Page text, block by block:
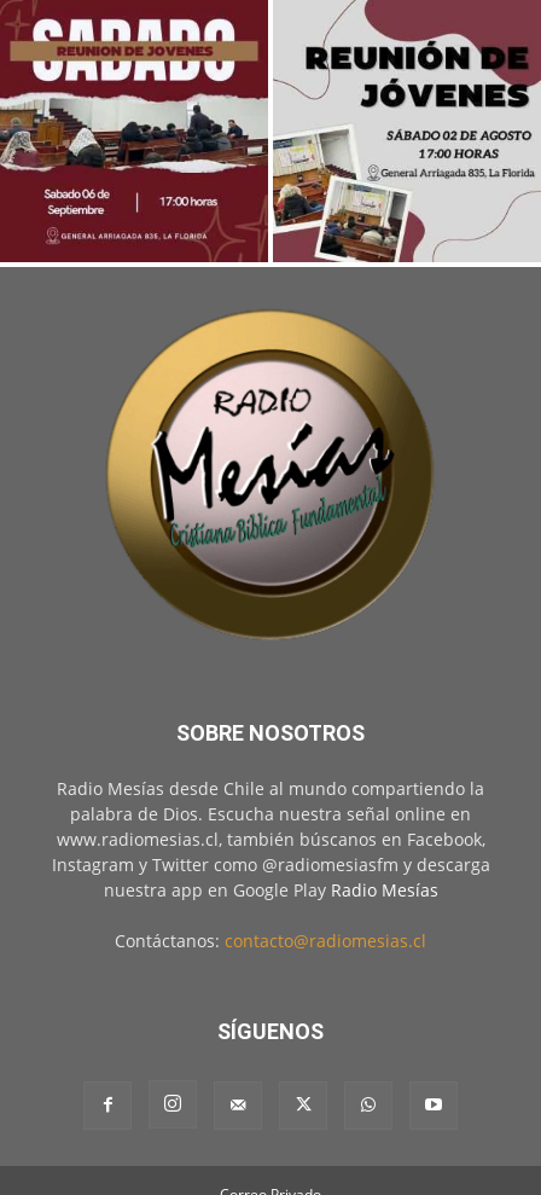
SOBRE NOSOTROS
Radio Mesías desde Chile al mundo compartiendo la
palabra de Dios. Escucha nuestra señal online en
www.radiomesias.cl, también búscanos en Facebook,
Instagram y Twitter como @radiomesiasfm y descarga
nuestra app en Google Play Radio Mesías
Contáctanos: contacto@radiomesias.cl
SÍGUENOS